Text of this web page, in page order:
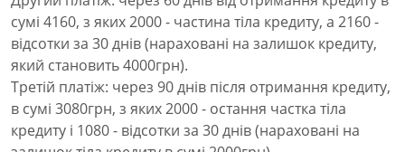
сумі 4160, з яких 2000 - частина тіла кредиту, а 2160 -
відсотки за 30 днів (нараховані на залишок кредиту,
який становить 4000грн).
Третій платіж: через 90 днів після отримання кредиту,
в сумі 3080грн, з яких 2000 - остання частка тіла
кредиту і 1080 - відсотки за 30 днів (нараховані на